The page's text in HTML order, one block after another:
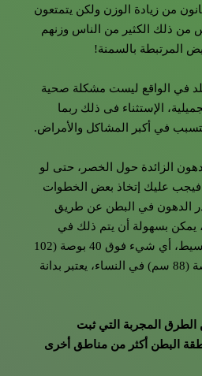
من زيادة الوزن ولكن يتمتعون
من ذلك الكثير من الناس وزنهم
المرتبطة بالسمنة!
في الواقع ليست مشكلة صحية
الإستثناء فى ذلك ربما
في أكبر المشاكل والأمراض.
الزائدة حول الخصر، حتى لو
فيجب عليك إتخاذ بعض الخطوات
الدهون في البطن عن طريق
بسهولة أن يتم ذلك في
المنزل مع شريط قياس بسيط، أي شيء فوق 40 بوصة (102
سم) في الرجال و 35 بوصة (88 سم) في النساء، يعتبر بدانة
المجربة التي ثبت
البطن أكثر من مناطق أخرى